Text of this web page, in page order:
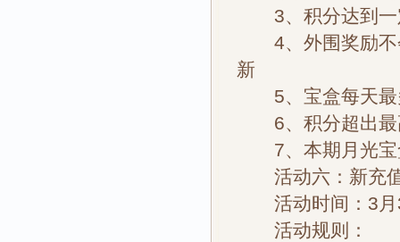
3、积分达到一
4、外围奖励不
新
5、宝盒每天最
6、积分超出最
7、本期月光宝
活动六：新充
活动时间：3月
活动规则：